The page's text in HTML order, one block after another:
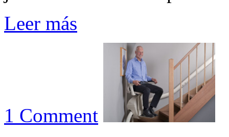
Leer más
1 Comment